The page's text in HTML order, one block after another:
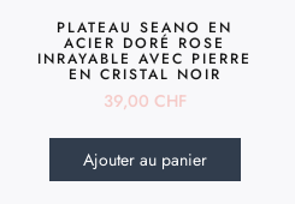
PLATEAU SEANO EN
ACIER DORÉ ROSE
INRAYABLE AVEC PIERRE
EN CRISTAL NOIR
39,00 CHF
Ajouter au panier